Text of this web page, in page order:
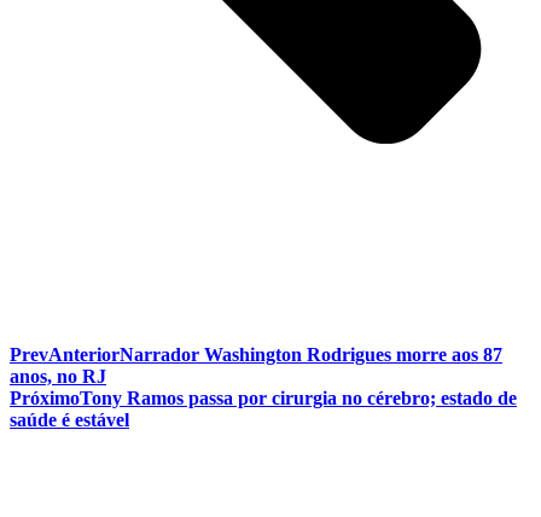
PrevAnteriorNarrador Washington Rodrigues morre aos 87
anos, no RJ
PróximoTony Ramos passa por cirurgia no cérebro; estado de
saúde é estável